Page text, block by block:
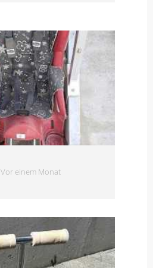
Vor einem Monat